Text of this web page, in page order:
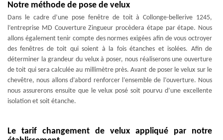
Notre méthode de pose de velux
Dans le cadre d’une pose fenêtre de toit à Collonge-bellerive 1245,
l’entreprise MD Couverture Zingueur procèdera étape par étape. Nous
allons également tenir compte des normes exigées afin de vous octroyer
des fenêtres de toit qui soient à la fois étanches et isolées. Afin de
déterminer la grandeur du velux à poser, nous réaliserons une ouverture
de toit qui sera calculée au millimètre près. Avant de poser le velux sur le
chevêtre, nous allons d’abord renforcer l’ensemble de l’ouverture. Nous
nous assurerons ensuite que le velux posé soit pourvu d’une excellente
isolation et soit étanche.
Le tarif changement de velux appliqué par notre